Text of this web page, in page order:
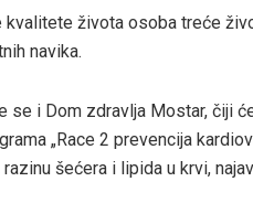
kvalitete života osoba treće
navika.
se i Dom zdravlja Mostar, čiji
„Race 2 prevencija
šećera i lipida u krvi,